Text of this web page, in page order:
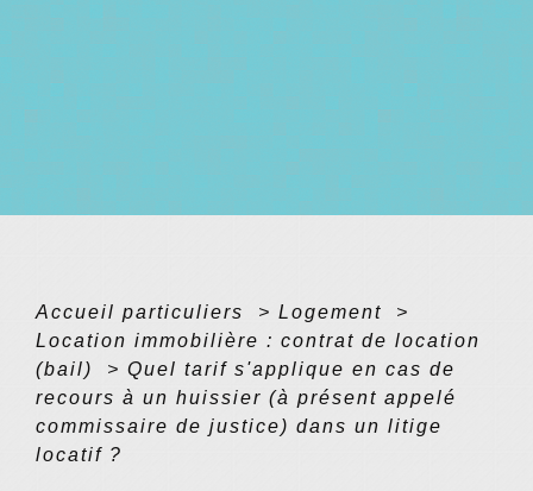
Accueil particuliers > Logement
>
Location immobilière : contrat de location
(bail)
> Quel tarif s'applique en cas de
recours à un huissier (à présent appelé
commissaire de justice) dans un litige
locatif ?